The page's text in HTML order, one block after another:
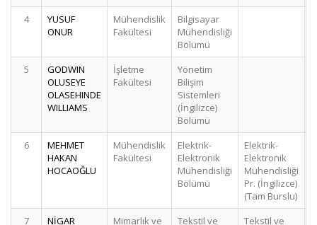
4
YUSUF
ONUR
Mühendislik
Fakültesi
Bilgisayar
Mühendisliği
Bölümü
5
GODWIN
OLUSEYE
OLASEHINDE
WILLIAMS
İşletme
Fakültesi
Yönetim
Bilişim
Sistemleri
(İngilizce)
Bölümü
6
MEHMET
HAKAN
HOCAOĞLU
Mühendislik
Fakültesi
Elektrik-
Elektronik
Mühendisliği
Bölümü
Elektrik-
Elektronik
Mühendisliği
Pr. (İngilizce)
(Tam Burslu)
7
NİGAR
Mimarlık ve
Tekstil ve
Tekstil ve